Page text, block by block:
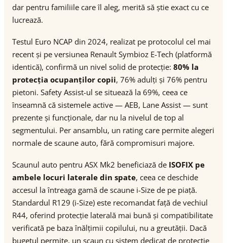
dar pentru familiile care îl aleg, merită să știe exact cu ce
lucrează.
Testul Euro NCAP din 2024, realizat pe protocolul cel mai
recent și pe versiunea Renault Symbioz E-Tech (platformă
identică), confirmă un nivel solid de protecție: 80% la
protecția ocupanților copii, 76% adulți și 76% pentru
pietoni. Safety Assist-ul se situează la 69%, ceea ce
înseamnă că sistemele active — AEB, Lane Assist — sunt
prezente și funcționale, dar nu la nivelul de top al
segmentului. Per ansamblu, un rating care permite alegeri
normale de scaune auto, fără compromisuri majore.
Scaunul auto pentru ASX Mk2 beneficiază de ISOFIX pe
ambele locuri laterale din spate, ceea ce deschide
accesul la întreaga gamă de scaune i-Size de pe piață.
Standardul R129 (i-Size) este recomandat față de vechiul
R44, oferind protecție laterală mai bună și compatibilitate
verificată pe baza înălțimii copilului, nu a greutății. Dacă
bugetul permite, un scaun cu sistem dedicat de protecție